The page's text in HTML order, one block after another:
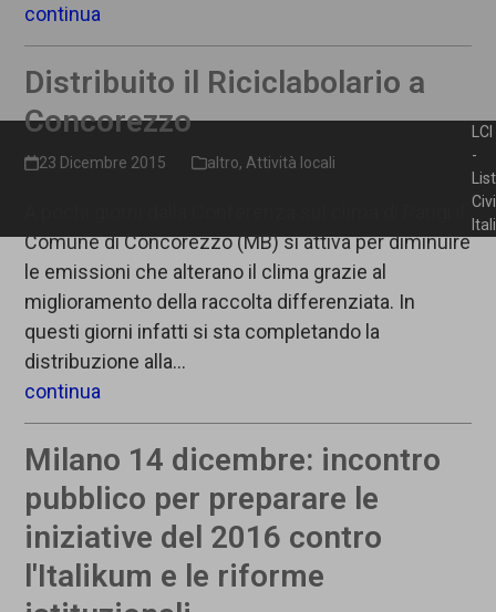
continua
Distribuito il Riciclabolario a
Concorezzo
23 Dicembre 2015 altro, Attività locali
Comune di Concorezzo (MB) si attiva per diminuire
le emissioni che alterano il clima grazie al
miglioramento della raccolta differenziata. In
questi giorni infatti si sta completando la
distribuzione alla…
continua
Milano 14 dicembre: incontro
pubblico per preparare le
iniziative del 2016 contro
l'Italikum e le riforme
LCI
-